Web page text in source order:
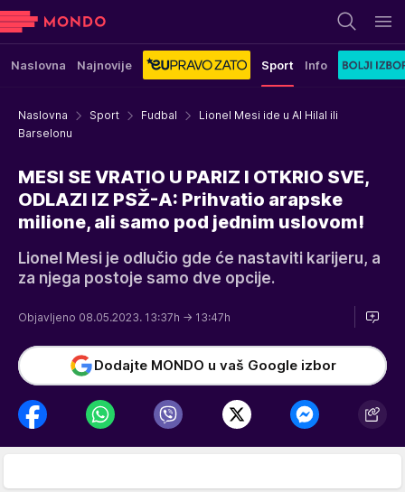
Naslovna Najnovije Sport Info
Naslovna Sport Fudbal
Lionel Mesi ide u Al Hilal ili
Barselonu
MESI SE VRATIO U PARIZ I OTKRIO SVE,
ODLAZI IZ PSŽ-A: Prihvatio arapske
milione, ali samo pod jednim uslovom!
Lionel Mesi je odlučio gde će nastaviti karijeru, a
za njega postoje samo dve opcije.
Objavljeno 08.05.2023. 13:37h → 13:47h
Dodajte MONDO u vaš Google izbor